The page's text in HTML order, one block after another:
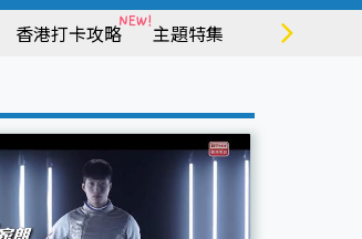
香港打卡攻略 主題特集 商場情報